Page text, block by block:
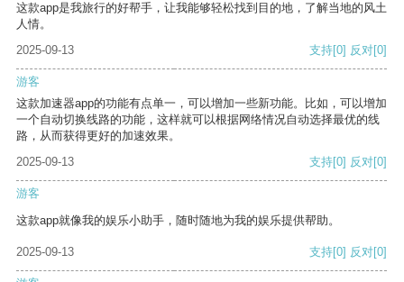
这款app是我旅行的好帮手，让我能够轻松找到目的地，了解当地的风土
人情。
2025-09-13
支持[0] 反对[0]
游客
这款加速器app的功能有点单一，可以增加一些新功能。比如，可以增加
一个自动切换线路的功能，这样就可以根据网络情况自动选择最优的线
路，从而获得更好的加速效果。
2025-09-13
支持[0] 反对[0]
游客
这款app就像我的娱乐小助手，随时随地为我的娱乐提供帮助。
2025-09-13 支持[0] 反对[0]